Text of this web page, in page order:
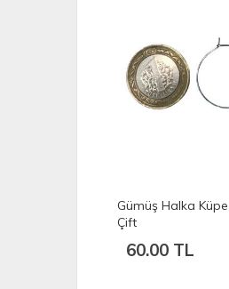
14 cm Ahşap
Halka
50.00 TL